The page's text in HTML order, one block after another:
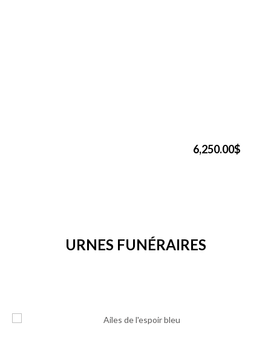
6,250.00$
URNES FUNÉRAIRES